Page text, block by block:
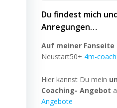
Du findest mich
Anregungen…
Auf meiner Fanseite
Neustart50+ 4m-
Hier kannst Du mein
Coaching- Angebot
Angebote